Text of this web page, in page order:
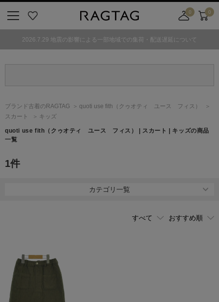
気
0
舗
カ
ト
0
2026.7.29 地震の影響による一部地域での集荷・配送遅延について
ブランド古着のRAGTAG quoti use fith （クゥオティ ユース フィス）
スカート
キッズ
quoti use fith （クゥオティ ユース フィス）
| スカート | キッズの商品
一覧
1件
カテゴリ一覧